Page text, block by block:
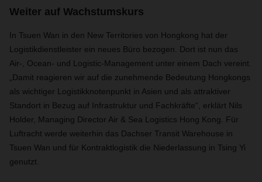
Weiter auf Wachstumskurs
In Tsuen Wan in den New Territories von Hongkong hat der
Logistikdienstleister ein neues Büro bezogen. Dort ist nun das
Air-, Ocean- und Logistic-Management unter einem Dach vereint.
„Damit reagieren wir auf die zunehmende Bedeutung Hongkongs
als wichtiger Logistikknotenpunkt in Asien und als attraktiver
Standort in Bezug auf Infrastruktur und Fachkräfte“, erklärt Nils
Holder, Managing Director Air & Sea Logistics Hong Kong. Für
Luftracht werde weiterhin das Dachser Transit Warehouse in
Tsuen Wan und für Kontraktlogistik die Niederlassung in Tsing Yi
genutzt.